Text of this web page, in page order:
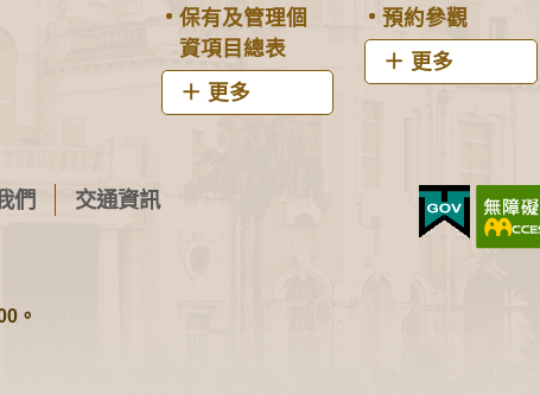
保有及管理個
資項目總表
更多
預約參觀
更多
們 交通資訊
。